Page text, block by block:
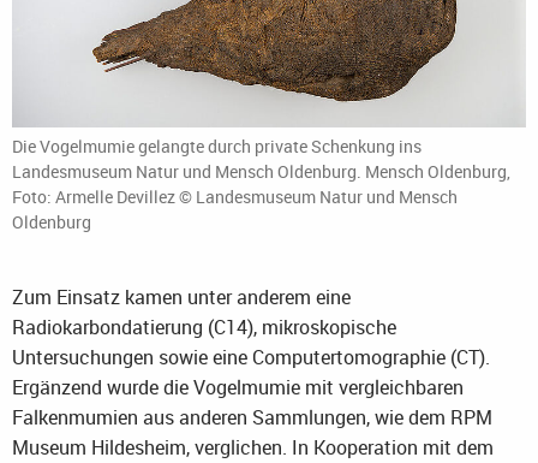
Die Vogelmumie gelangte durch private Schenkung ins
Landesmuseum Natur und Mensch Oldenburg. Mensch Oldenburg,
Foto: Armelle Devillez © Landesmuseum Natur und Mensch
Oldenburg
Zum Einsatz kamen unter anderem eine
Radiokarbondatierung (C14), mikroskopische
Untersuchungen sowie eine Computertomographie (CT).
Ergänzend wurde die Vogelmumie mit vergleichbaren
Falkenmumien aus anderen Sammlungen, wie dem RPM
Museum Hildesheim, verglichen. In Kooperation mit dem